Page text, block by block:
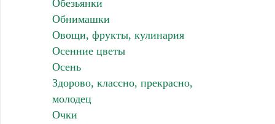
Обезьянки
Обнимашки
Овощи, фрукты, кулинария
Осенние цветы
Осень
Здорово, классно, прекрасно,
молодец
Очки